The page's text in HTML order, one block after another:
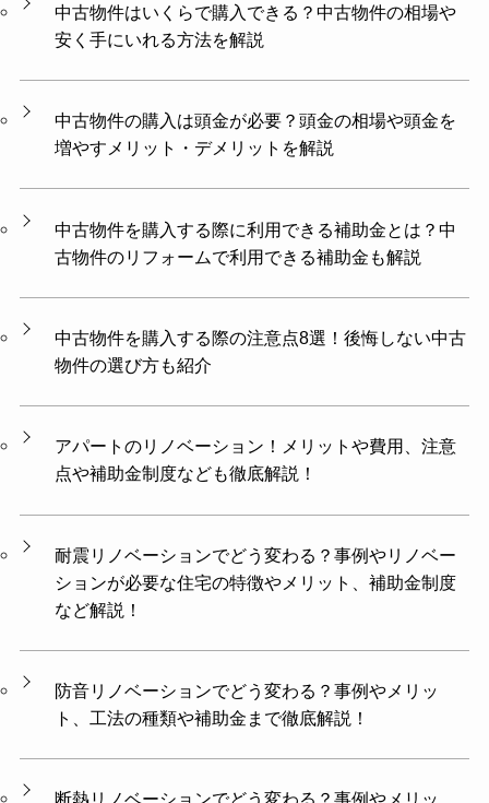
中古物件はいくらで購入できる？中古物件の相場や
安く手にいれる方法を解説
中古物件の購入は頭金が必要？頭金の相場や頭金を
増やすメリット・デメリットを解説
中古物件を購入する際に利用できる補助金とは？中
古物件のリフォームで利用できる補助金も解説
中古物件を購入する際の注意点8選！後悔しない中古
物件の選び方も紹介
アパートのリノベーション！メリットや費用、注意
点や補助金制度なども徹底解説！
耐震リノベーションでどう変わる？事例やリノベー
ションが必要な住宅の特徴やメリット、補助金制度
など解説！
防音リノベーションでどう変わる？事例やメリッ
ト、工法の種類や補助金まで徹底解説！